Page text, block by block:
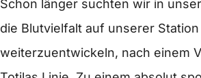
Schon länger suchten wir in
die Blutvielfalt auf unserer Station
weiterzuentwickeln, nach einem